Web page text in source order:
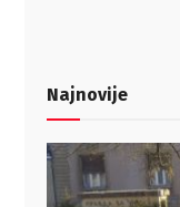
Najnovije